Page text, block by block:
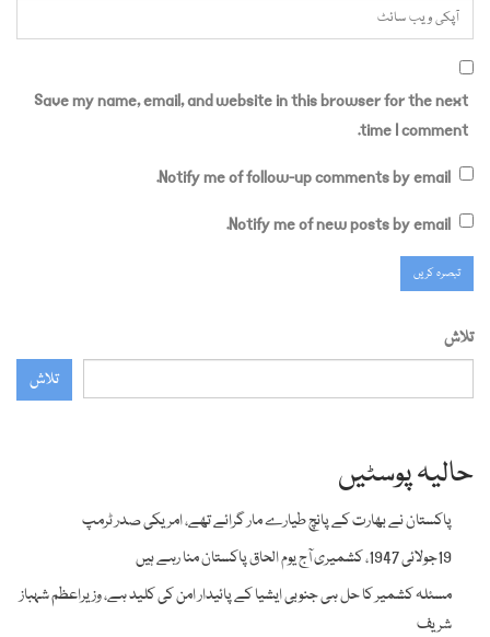
Save my name, email, and website in this browser for the next
time I comment.
Notify me of follow-up comments by email.
Notify me of new posts by email.
تلاش
تلاش
حالیہ پوسٹیں
پاکستان نے بھارت کے پانچ طیارے مار گرائے تھے، امریکی صدر ٹرمپ
19جولائی 1947، کشمیری آج یوم الحاق پاکستان منا رہے ہیں
مسئلہ کشمیر کا حل ہی جنوبی ایشیا کے پائیدار امن کی کلید ہے، وزیراعظم شہباز
شریف